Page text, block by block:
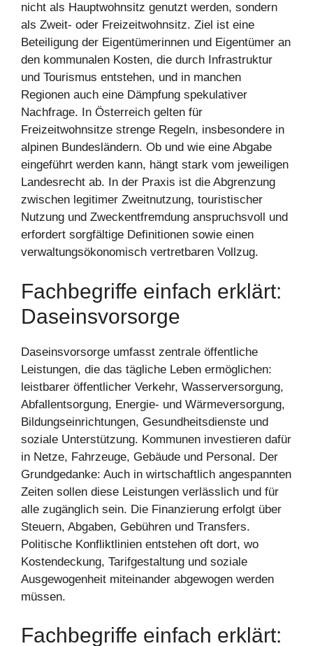
nicht als Hauptwohnsitz genutzt werden, sondern
als Zweit‑ oder Freizeitwohnsitz. Ziel ist eine
Beteiligung der Eigentümerinnen und Eigentümer an
den kommunalen Kosten, die durch Infrastruktur
und Tourismus entstehen, und in manchen
Regionen auch eine Dämpfung spekulativer
Nachfrage. In Österreich gelten für
Freizeitwohnsitze strenge Regeln, insbesondere in
alpinen Bundesländern. Ob und wie eine Abgabe
eingeführt werden kann, hängt stark vom jeweiligen
Landesrecht ab. In der Praxis ist die Abgrenzung
zwischen legitimer Zweitnutzung, touristischer
Nutzung und Zweckentfremdung anspruchsvoll und
erfordert sorgfältige Definitionen sowie einen
verwaltungsökonomisch vertretbaren Vollzug.
Fachbegriffe einfach erklärt:
Daseinsvorsorge
Daseinsvorsorge umfasst zentrale öffentliche
Leistungen, die das tägliche Leben ermöglichen:
leistbarer öffentlicher Verkehr, Wasserversorgung,
Abfallentsorgung, Energie‑ und Wärmeversorgung,
Bildungseinrichtungen, Gesundheitsdienste und
soziale Unterstützung. Kommunen investieren dafür
in Netze, Fahrzeuge, Gebäude und Personal. Der
Grundgedanke: Auch in wirtschaftlich angespannten
Zeiten sollen diese Leistungen verlässlich und für
alle zugänglich sein. Die Finanzierung erfolgt über
Steuern, Abgaben, Gebühren und Transfers.
Politische Konfliktlinien entstehen oft dort, wo
Kostendeckung, Tarifgestaltung und soziale
Ausgewogenheit miteinander abgewogen werden
müssen.
Fachbegriffe einfach erklärt: